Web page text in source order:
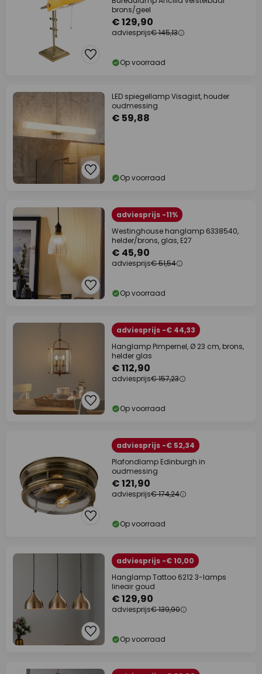
brons/geel
€ 129,90
adviesprijs€ 145,13
Op voorraad
LED spiegellamp Visagist, houder
oudmessing
€ 59,88
Op voorraad
adviesprijs -11%
Westinghouse hanglamp 6338540,
helder/brons, glas, E27
€ 45,90
adviesprijs€ 51,54
Op voorraad
adviesprijs -€ 44,33
Hanglamp Pimpernel, Ø 23 cm, brons,
helder glas
€ 112,90
adviesprijs€ 157,23
Op voorraad
adviesprijs -€ 52,34
Plafondlamp Edinburgh in
oudmessing
€ 121,90
adviesprijs€ 174,24
Op voorraad
adviesprijs -€ 10,00
Hanglamp Tattoo 6212 3-lamps
lineair goud
€ 129,90
adviesprijs€ 139,90
Op voorraad